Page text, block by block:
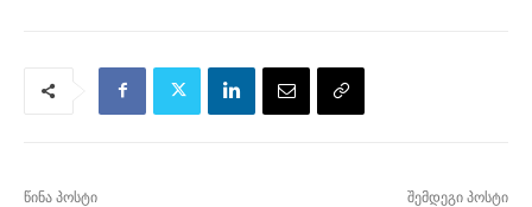
წინა პოსტი შემდეგი პოსტი